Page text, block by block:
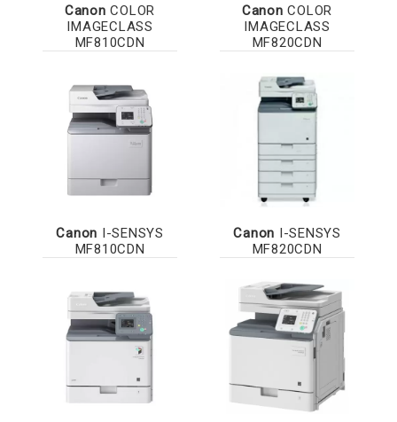
Canon COLOR
IMAGECLASS
MF810CDN
Canon COLOR
IMAGECLASS
MF820CDN
Canon I-SENSYS
MF810CDN
Canon I-SENSYS
MF820CDN